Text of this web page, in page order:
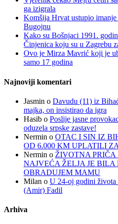
ga izigrala
Komšija Hrvat ustupio
Bugojnu
Kako su Bošnjaci 1991.
Činjenica koju su u Zagrebu
Ovo je Mirza Mavrić koji je
samo 17 godina
Najnoviji komentari
Jasmin o Davudu (11) iz
majka, on insistirao da igra
Hasib o Poslije jasne
oduzela srpske zastave!
Nermin o OTAC I SIN IZ
OD 6.000 KM UPLATILI
Nermin o ŽIVOTNA
NAJVEĆA ŽELJA JE
OBRADUJEM MAMU
Milan o U 24-oj godini života
(Amir) Fadil
Arhiva